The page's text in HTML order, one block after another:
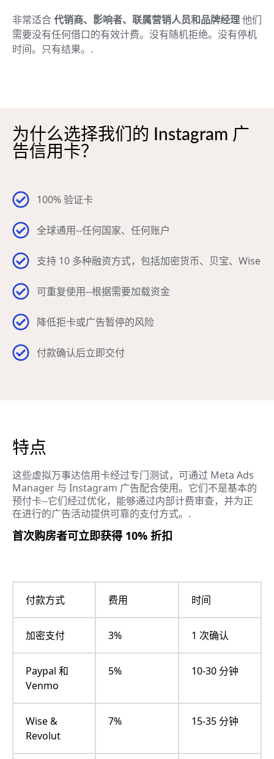
非常适合代销商、影响者、联属营销人员和品牌经理他们
需要没有任何借口的有效计费。没有随机拒绝。没有停机
时间。只有结果。.
为什么选择我们的 Instagram 广
告信用卡？
100% 验证卡
全球通用--任何国家、任何账户
支持 10 多种融资方式，包括加密货币、贝宝、Wise
可重复使用--根据需要加载资金
降低拒卡或广告暂停的风险
付款确认后立即交付
特点
这些虚拟万事达信用卡经过专门测试，可通过 Meta Ads
Manager 与 Instagram 广告配合使用。它们不是基本的
预付卡--它们经过优化，能够通过内部计费审查，并为正
在进行的广告活动提供可靠的支付方式。.
首次购房者可立即获得 10% 折扣
付款方式 费用 时间
加密支付 3% 1 次确认
Paypal 和
Venmo
5% 10-30 分钟
Wise &
Revolut
7% 15-35 分钟